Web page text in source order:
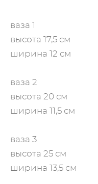
ваза 1
высота 17,5 см
​ширина 12 см
ваза 2
высота 20 см
​ширина 11,5 см
ваза 3
высота 25 см
​ширина 13,5 см